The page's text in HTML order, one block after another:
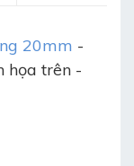
20mm -
họa trên -